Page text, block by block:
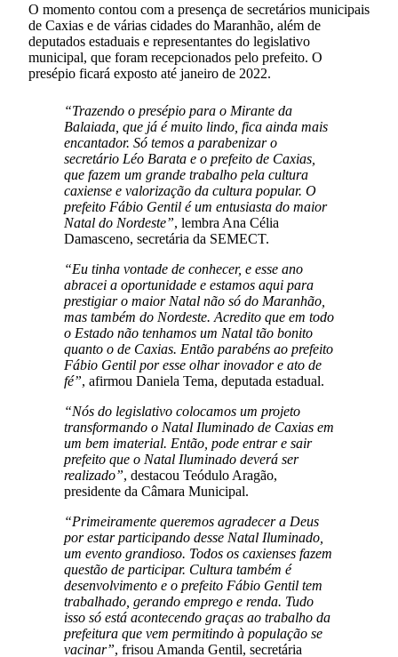
O momento contou com a presença de secretários municipais
de Caxias e de várias cidades do Maranhão, além de
deputados estaduais e representantes do legislativo
municipal, que foram recepcionados pelo prefeito. O
presépio ficará exposto até janeiro de 2022.
“Trazendo o presépio para o Mirante da
Balaiada, que já é muito lindo, fica ainda mais
encantador. Só temos a parabenizar o
secretário Léo Barata e o prefeito de Caxias,
que fazem um grande trabalho pela cultura
caxiense e valorização da cultura popular. O
prefeito Fábio Gentil é um entusiasta do maior
Natal do Nordeste”, lembra Ana Célia
Damasceno, secretária da SEMECT.
“Eu tinha vontade de conhecer, e esse ano
abracei a oportunidade e estamos aqui para
prestigiar o maior Natal não só do Maranhão,
mas também do Nordeste. Acredito que em todo
o Estado não tenhamos um Natal tão bonito
quanto o de Caxias. Então parabéns ao prefeito
Fábio Gentil por esse olhar inovador e ato de
fé”, afirmou Daniela Tema, deputada estadual.
“Nós do legislativo colocamos um projeto
transformando o Natal Iluminado de Caxias em
um bem imaterial. Então, pode entrar e sair
prefeito que o Natal Iluminado deverá ser
realizado”, destacou Teódulo Aragão,
presidente da Câmara Municipal.
“Primeiramente queremos agradecer a Deus
por estar participando desse Natal Iluminado,
um evento grandioso. Todos os caxienses fazem
questão de participar. Cultura também é
desenvolvimento e o prefeito Fábio Gentil tem
trabalhado, gerando emprego e renda. Tudo
isso só está acontecendo graças ao trabalho da
prefeitura que vem permitindo à população se
vacinar”, frisou Amanda Gentil, secretária